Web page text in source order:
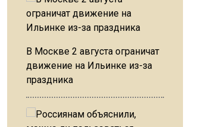
В Москве 2 августа ограничат
движение на Ильинке из-за
праздника